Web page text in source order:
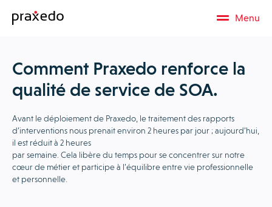
Menu
Comment Praxedo renforce la
qualité de service de SOA.
Avant le déploiement de Praxedo, le traitement des rapports
d’interventions nous prenait environ 2 heures par jour ; aujourd’hui,
il est réduit à 2 heures
par semaine. Cela libère du temps pour se concentrer sur notre
cœur de métier et participe à l’équilibre entre vie professionnelle
et personnelle.